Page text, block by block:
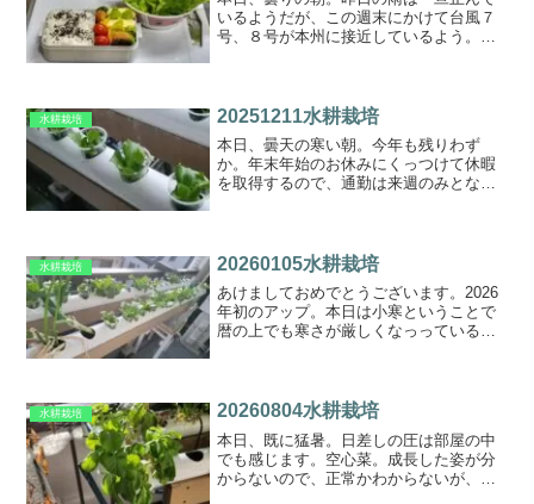
いるようだが、この週末にかけて台風７
号、８号が本州に接近しているよう。週
ている。今のうちに収穫し...
水耕栽培 20251211水耕栽培
本日、曇天の寒い朝。今年も残りわず
か。年末年始のお休みにくっつけて休暇
を取得するので、通勤は来週のみとなり
の色も濃く詰まった感じ。ク...
水耕栽培 20260105水耕栽培
あけましておめでとうございます。2026
年初のアップ。本日は小寒ということで
暦の上でも寒さが厳しくなっっている今
いのか葉っぱも詰まっ...
水耕栽培 20260804水耕栽培
本日、既に猛暑。日差しの圧は部屋の中
でも感じます。空心菜。成長した姿が分
からないので、正常かわからないが、葉